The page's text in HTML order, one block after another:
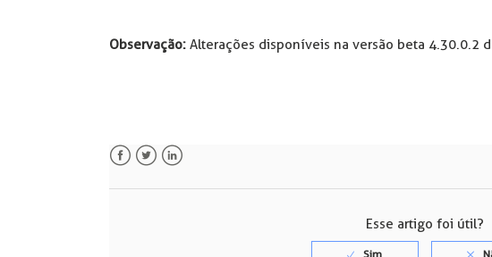
Observação: Alterações disponíveis na versão beta 4.30.0.2
Esse artigo foi útil?